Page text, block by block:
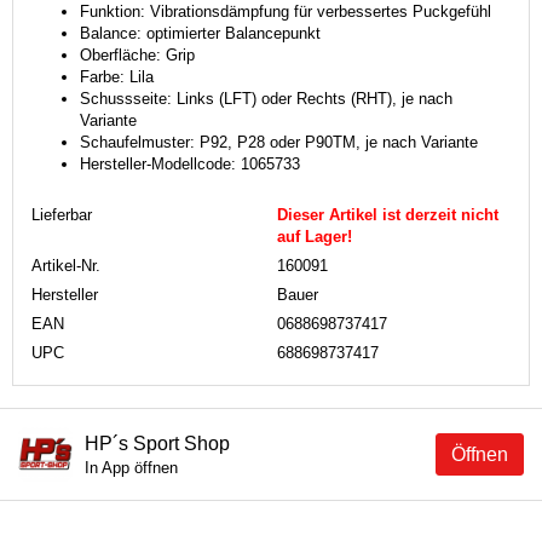
Funktion: Vibrationsdämpfung für verbessertes Puckgefühl
Balance: optimierter Balancepunkt
Oberfläche: Grip
Farbe: Lila
Schussseite: Links (LFT) oder Rechts (RHT), je nach
Variante
Schaufelmuster: P92, P28 oder P90TM, je nach Variante
Hersteller-Modellcode: 1065733
Lieferbar
Dieser Artikel ist derzeit nicht
auf Lager!
Artikel-Nr.
160091
Hersteller
Bauer
EAN
0688698737417
UPC
688698737417
Öffnen
HP´s Sport Shop
In App öffnen